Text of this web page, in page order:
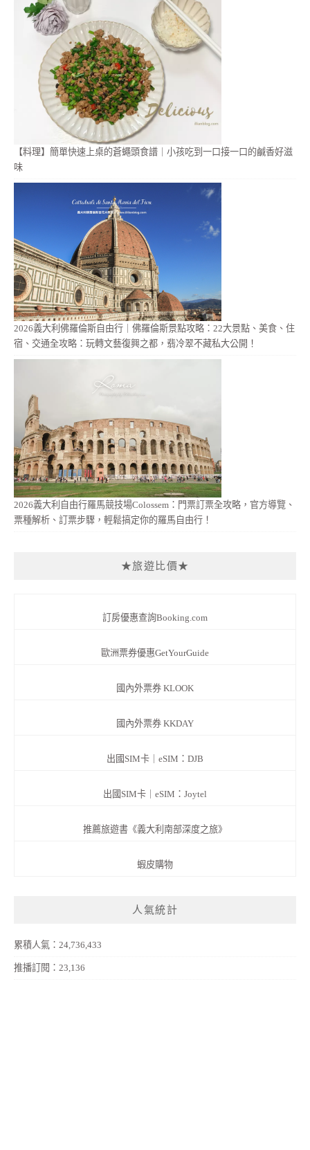
【料理】簡單快速上桌的蒼蠅頭食譜｜小孩吃到一口接一口的鹹香好滋
味
2026義大利佛羅倫斯自由行｜佛羅倫斯景點攻略：22大景點、美食、住
宿、交通全攻略：玩轉文藝復興之都，翡冷翠不藏私大公開！
2026義大利自由行羅馬競技場Colossem：門票訂票全攻略，官方導覽、
票種解析、訂票步驟，輕鬆搞定你的羅馬自由行！
★旅遊比價★
訂房優惠查詢Booking.com
歐洲票券優惠GetYourGuide
國內外票券 KLOOK
國內外票券 KKDAY
出國SIM卡｜eSIM：DJB
出國SIM卡｜eSIM：Joytel
推薦旅遊書《義大利南部深度之旅》
蝦皮購物
人氣統計
累積人氣：24,736,433
推播訂閱：23,136